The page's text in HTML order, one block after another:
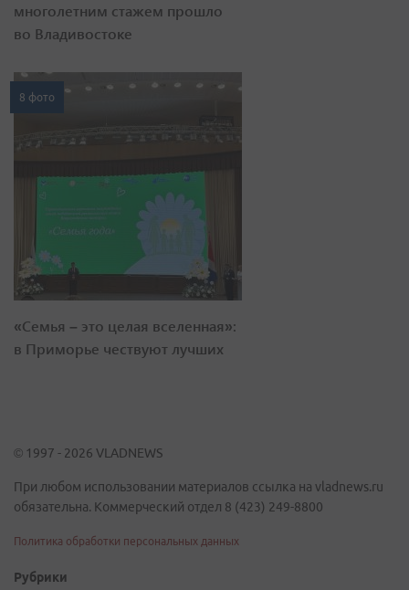
многолетним стажем прошло
во Владивостоке
8 фото
«Семья – это целая вселенная»:
в Приморье чествуют лучших
© 1997 - 2026 VLADNEWS
При любом использовании материалов ссылка на vladnews.ru
обязательна. Коммерческий отдел 8 (423) 249-8800
Политика обработки персональных данных
Рубрики